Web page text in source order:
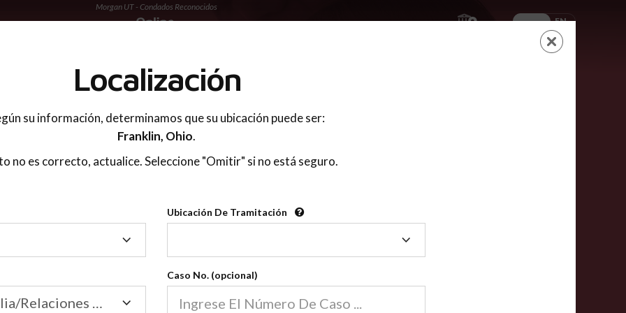
Morgan UT - Condados Reconocidos
ES EN
LOGIN
Condados Reconocidos
2600
Condados
Nuestras clases de crianza compartida en línea están acreditadas en más de
2600 condados.
Las clases para padres en línea cumplen la mayoría de las normas nacionales
Localización
su información, determinamos que su ubicación puede ser:
Franklin, Ohio.
no es correcto, actualice. Seleccione "Omitir" si no está seguro.
Ubicación De Tramitación
Tramitación
Tribunal de Familia/Relaciones Domésticas
Caso No. (opcional)